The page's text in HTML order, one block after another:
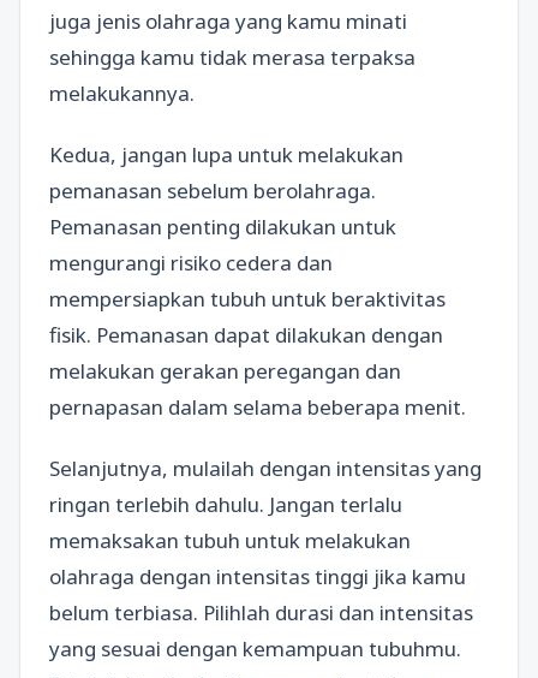
juga jenis olahraga yang kamu minati
sehingga kamu tidak merasa terpaksa
melakukannya.
Kedua, jangan lupa untuk melakukan
pemanasan sebelum berolahraga.
Pemanasan penting dilakukan untuk
mengurangi risiko cedera dan
mempersiapkan tubuh untuk beraktivitas
fisik. Pemanasan dapat dilakukan dengan
melakukan gerakan peregangan dan
pernapasan dalam selama beberapa menit.
Selanjutnya, mulailah dengan intensitas yang
ringan terlebih dahulu. Jangan terlalu
memaksakan tubuh untuk melakukan
olahraga dengan intensitas tinggi jika kamu
belum terbiasa. Pilihlah durasi dan intensitas
yang sesuai dengan kemampuan tubuhmu.